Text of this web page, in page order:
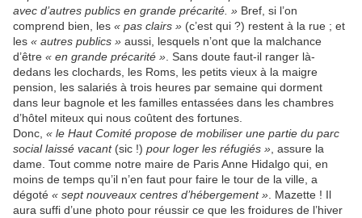
avec d’autres publics en grande précarité. » Bref, si l’on
comprend bien, les « pas clairs » (c’est qui ?) restent à la rue ; et
les « autres publics » aussi, lesquels n’ont que la malchance
d’être « en grande précarité » . Sans doute faut-il ranger là-
dedans les clochards, les Roms, les petits vieux à la maigre
pension, les salariés à trois heures par semaine qui dorment
dans leur bagnole et les familles entassées dans les chambres
d’hôtel miteux qui nous coûtent des fortunes.
Donc, « le Haut Comité propose de mobiliser une partie du parc
social laissé vacant(sic !) pour loger les réfugiés » , assure la
dame. Tout comme notre maire de Paris Anne Hidalgo qui, en
moins de temps qu’il n’en faut pour faire le tour de la ville, a
dégoté « sept nouveaux centres d’hébergement » . Mazette ! Il
aura suffi d’une photo pour réussir ce que les froidures de l’hiver